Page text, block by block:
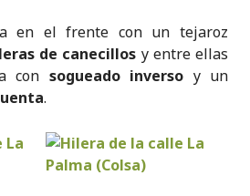
en el frente con un tejaroz
de canecillos y entre ellas
con sogueado inverso y un
.